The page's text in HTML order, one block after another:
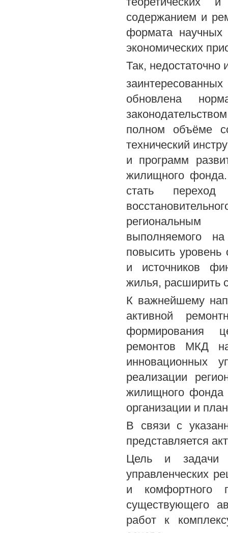
содержанием и
формата научных
экономических
Так, недостаточно
обновлена
полном объёме
технический
и программ
жилищного
стать переход
региональным
выполняемого на
повысить
и источников
жилья, расширить
К важнейшему
активной
формирования
ремонтов МКД
инновационных
реализации
жилищного фонда
организации и
В связи с
представляется
Цель и задачи
управленческих
и комфортного
существующего
работ к